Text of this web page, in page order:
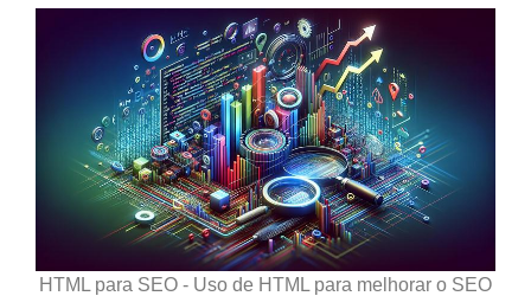
HTML para SEO - Uso de HTML para melhorar o SEO